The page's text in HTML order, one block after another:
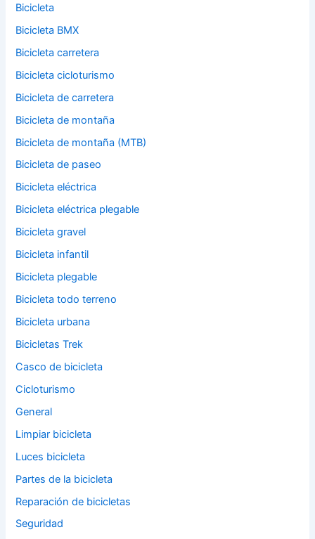
Bicicleta
Bicicleta BMX
Bicicleta carretera
Bicicleta cicloturismo
Bicicleta de carretera
Bicicleta de montaña
Bicicleta de montaña (MTB)
Bicicleta de paseo
Bicicleta eléctrica
Bicicleta eléctrica plegable
Bicicleta gravel
Bicicleta infantil
Bicicleta plegable
Bicicleta todo terreno
Bicicleta urbana
Bicicletas Trek
Casco de bicicleta
Cicloturismo
General
Limpiar bicicleta
Luces bicicleta
Partes de la bicicleta
Reparación de bicicletas
Seguridad